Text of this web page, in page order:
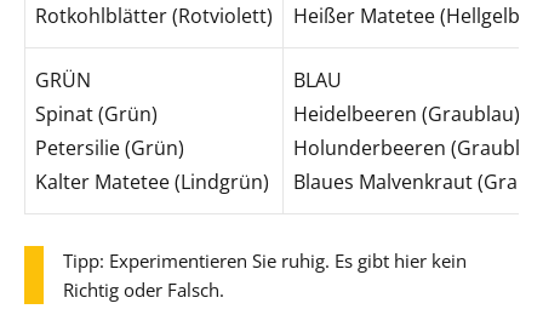
Rotkohlblätter (Rotviolett)
Heißer Matetee (Hellgelb)
GRÜN
Spinat (Grün)
Petersilie (Grün)
Kalter Matetee (Lindgrün)
BLAU
Heidelbeeren (Graublau)
Holunderbeeren
Blaues Malvenkraut
Tipp: Experimentieren Sie ruhig. Es gibt hier kein
Richtig oder Falsch.